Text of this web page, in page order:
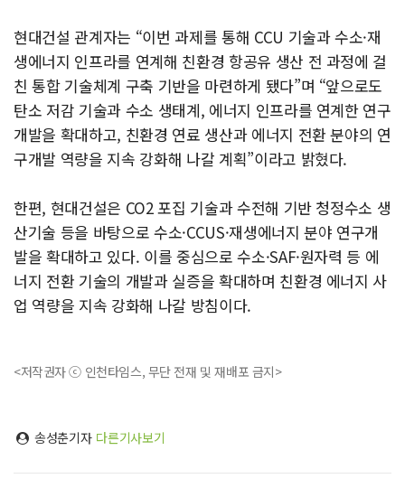
현대건설 관계자는 “이번 과제를 통해 CCU 기술과 수소·재
생에너지 인프라를 연계해 친환경 항공유 생산 전 과정에 걸
친 통합 기술체계 구축 기반을 마련하게 됐다”며 “앞으로도
탄소 저감 기술과 수소 생태계, 에너지 인프라를 연계한 연구
개발을 확대하고, 친환경 연료 생산과 에너지 전환 분야의 연
구개발 역량을 지속 강화해 나갈 계획”이라고 밝혔다.
한편, 현대건설은 CO2 포집 기술과 수전해 기반 청정수소 생
산기술 등을 바탕으로 수소·CCUS·재생에너지 분야 연구개
발을 확대하고 있다. 이를 중심으로 수소·SAF·원자력 등 에
너지 전환 기술의 개발과 실증을 확대하며 친환경 에너지 사
업 역량을 지속 강화해 나갈 방침이다.
<저작권자 ⓒ 인천타임스, 무단 전재 및 재배포 금지>
송성춘기자 다른기사보기